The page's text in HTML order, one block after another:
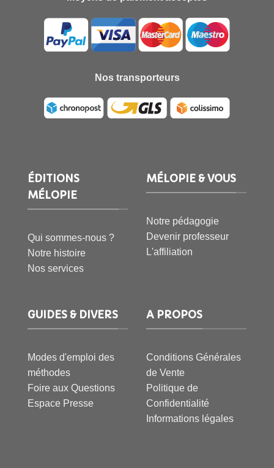
Nos transporteurs
ÉDITIONS
MÉLOPIE
Qui sommes-nous ?
Notre histoire
Nos services
MÉLOPIE & VOUS
Notre pédagogie
Devenir professeur
L'affiliation
GUIDES & DIVERS
Modes d'emploi des
méthodes
Foire aux Questions
Espace Presse
A PROPOS
Conditions Générales
de Vente
Politique de
Confidentialité
Informations légales